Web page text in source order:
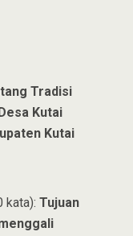
Tradisi
Kutai
Kutai
kata):Tujuan